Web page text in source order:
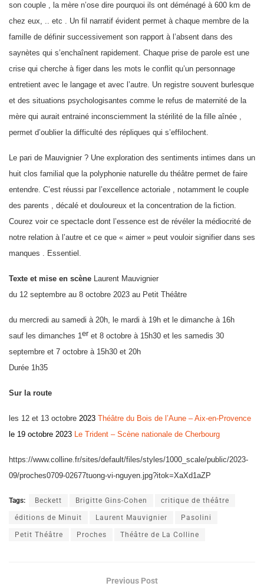
son couple , la mère n’ose dire pourquoi ils ont déménagé à 600 km de
chez eux, .. etc . Un fil narratif évident permet à chaque membre de la
famille de définir successivement son rapport à l’absent dans des
saynètes qui s’enchaînent rapidement. Chaque prise de parole est une
crise qui cherche à figer dans les mots le conflit qu’un personnage
entretient avec le langage et avec l’autre. Un registre souvent burlesque
et des situations psychologisantes comme le refus de maternité de la
mère qui aurait entrainé inconsciemment la stérilité de la fille aînée ,
permet d’oublier la difficulté des répliques qui s’effilochent.
Le pari de Mauvignier ? Une exploration des sentiments intimes dans un
huit clos familial que la polyphonie naturelle du théâtre permet de faire
entendre. C’est réussi par l’excellence actoriale , notamment le couple
des parents , décalé et douloureux et la concentration de la fiction.
Courez voir ce spectacle dont l’essence est de révéler la médiocrité de
notre relation à l’autre et ce que « aimer » peut vouloir signifier dans ses
manques . Essentiel.
Texte et mise en scène Laurent Mauvignier
du 12 septembre au 8 octobre 2023 au Petit Théâtre
du mercredi au samedi à 20h, le mardi à 19h et le dimanche à 16h
sauf les dimanches 1er et 8 octobre à 15h30 et les samedis 30
septembre et 7 octobre à 15h30 et 20h
Durée 1h35
Sur la route
les 12 et 13 octobre 2023 Théâtre du Bois de l’Aune – Aix-en-Provence
le 19 octobre 2023 Le Trident – Scène nationale de Cherbourg
https://www.colline.fr/sites/default/files/styles/1000_scale/public/2023-
09/proches0709-02677tuong-vi-nguyen.jpg?itok=XaXd1aZP
Tags: Beckett Brigitte Gins-Cohen critique de théâtre
éditions de Minuit Laurent Mauvignier Pasolini
Petit Théâtre Proches Théâtre de La Colline
Previous Post